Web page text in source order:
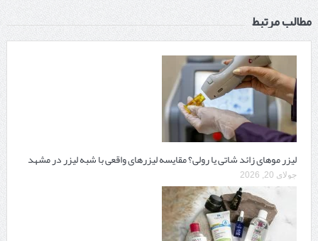
مطالب مرتبط
لیزر موهای زائد شاتی یا رولی؟ مقایسه لیزرهای واقعی با شبه‌ لیزر در مشهد
جولای 20, 2026